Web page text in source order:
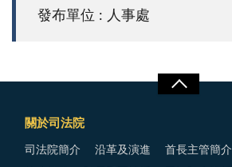
發布單位 : 人事處
關於司法院
司法院簡介 沿革及演進 首長主管簡介